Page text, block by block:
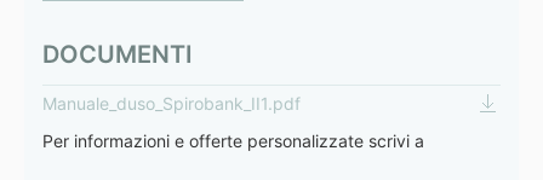
DOCUMENTI
Manuale_duso_Spirobank_II1.pdf
Per informazioni e offerte personalizzate scrivi a